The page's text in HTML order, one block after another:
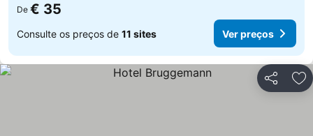
De € 35
Consulte os preços de 11 sites Ver preços
Partilhar